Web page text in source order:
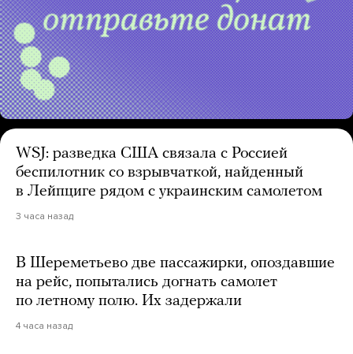
WSJ: разведка США связала с Россией
беспилотник со взрывчаткой, найденный
в Лейпциге рядом с украинским самолетом
3 часа назад
В Шереметьево две пассажирки, опоздавшие
на рейс, попытались догнать самолет
по летному полю. Их задержали
4 часа назад